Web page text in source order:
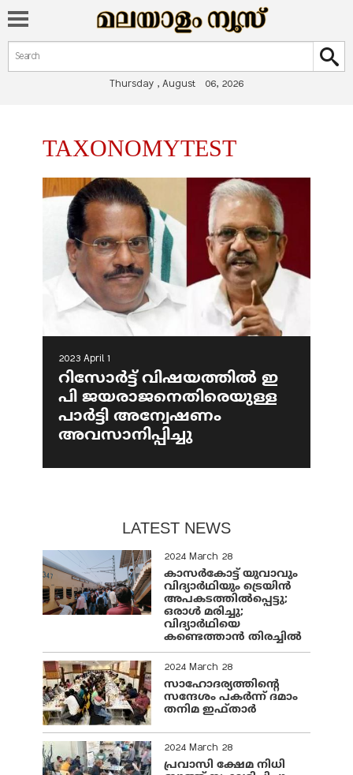
Search form
Search
Thursday , August 06, 2026
You are here
TAXONOMYTEST
2023 April 1
റിസോര്‍ട്ട് വിഷയത്തില്‍ ഇ
പി ജയരാജനെതിരെയുള്ള
പാര്‍ട്ടി അന്വേഷണം
അവസാനിപ്പിച്ചു
LATEST NEWS
2024 March 28
കാസർകോട്ട് യുവാവും
വിദ്യാർഥിയും ട്രെയിൻ
അപകടത്തിൽപ്പെട്ടു;
ഒരാൾ മരിച്ചു;
വിദ്യാർഥിയെ
കണ്ടെത്താൻ തിരച്ചിൽ
2024 March 28
സാഹോദര്യത്തിന്റെ
സന്ദേശം പകർന്ന് ദമാം
തനിമ ഇഫ്‌താർ
2024 March 28
പ്രവാസി ക്ഷേമ നിധി